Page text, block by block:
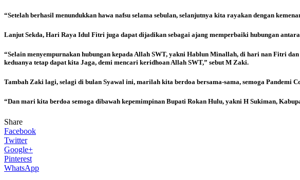
“Setelah berhasil menundukkan hawa nafsu selama sebulan, selanjutnya kita rayakan dengan
Lanjut Sekda, Hari Raya Idul Fitri juga dapat dijadikan sebagai ajang memperbaiki hubungan
“Selain menyempurnakan hubungan kepada Allah SWT, yakni Hablun Minallah, di hari nan Fitri
keduanya tetap dapat kita Jaga, demi mencari keridhoan Allah SWT,” sebut M Zaki.
Tambah Zaki lagi, selagi di bulan Syawal ini, marilah kita berdoa bersama-sama, semoga Pandemi
“Dan mari kita berdoa semoga dibawah kepemimpinan Bupati Rokan Hulu, yakni H Sukiman,
Share
Facebook
Twitter
Google+
Pinterest
WhatsApp